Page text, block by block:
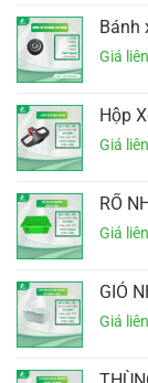
Bánh
Hộp
RỔ
GIỎ